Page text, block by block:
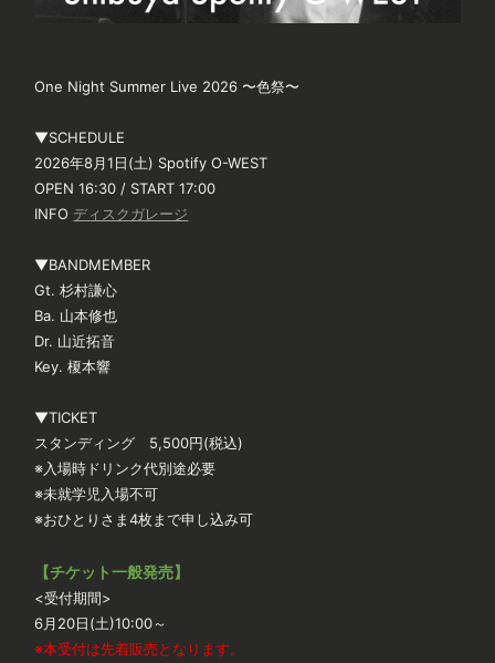
One Night Summer Live 2026 〜色祭〜
▼SCHEDULE
2026年8月1日(土) Spotify O-WEST
OPEN 16:30 / START 17:00
INFO ディスクガレージ
▼BANDMEMBER
Gt. 杉村謙心
Ba. 山本修也
Dr. 山近拓音
Key. 榎本響
▼TICKET
スタンディング 5,500円(税込)
※入場時ドリンク代別途必要
※未就学児入場不可
※おひとりさま4枚まで申し込み可
【チケット一般発売】
<受付期間>
6月20日(土)10:00～
※本受付は先着販売となります。